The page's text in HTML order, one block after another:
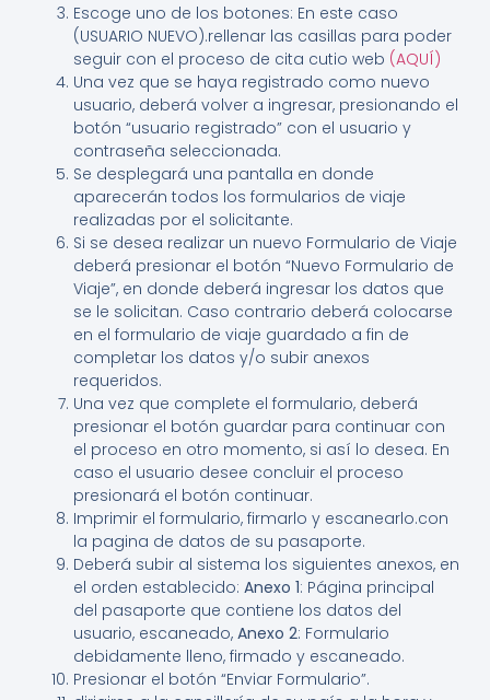
Escoge uno de los botones: En este caso
(USUARIO NUEVO).rellenar las casillas para poder
seguir con el proceso de cita cutio web (AQUÍ)
Una vez que se haya registrado como nuevo
usuario, deberá volver a ingresar, presionando el
botón “usuario registrado” con el usuario y
contraseña seleccionada.
Se desplegará una pantalla en donde
aparecerán todos los formularios de viaje
realizadas por el solicitante.
Si se desea realizar un nuevo Formulario de Viaje
deberá presionar el botón “Nuevo Formulario de
Viaje”, en donde deberá ingresar los datos que
se le solicitan. Caso contrario deberá colocarse
en el formulario de viaje guardado a fin de
completar los datos y/o subir anexos
requeridos.
Una vez que complete el formulario, deberá
presionar el botón guardar para continuar con
el proceso en otro momento, si así lo desea. En
caso el usuario desee concluir el proceso
presionará el botón continuar.
Imprimir el formulario, firmarlo y escanearlo.con
la pagina de datos de su pasaporte.
Deberá subir al sistema los siguientes anexos, en
el orden establecido: Anexo 1: Página principal
del pasaporte que contiene los datos del
usuario, escaneado, Anexo 2: Formulario
debidamente lleno, firmado y escaneado.
Presionar el botón “Enviar Formulario”.